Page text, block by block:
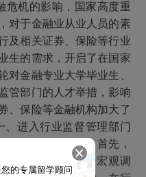
危机的影响，国家高度重
对于金融业从业人员的素
及相关证券、保险等行业
生的需求，开启了在国家
对金融专业大学毕业生、
管部门的人才举措，影响
、保险等金融机构加大了
、进入行业监督管理部门
言应是不容错过。首先，
，基于金融市场宏观调
的专属留学顾问